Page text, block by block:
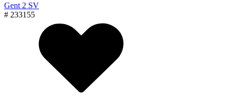
Gent 2 SV
# 233155